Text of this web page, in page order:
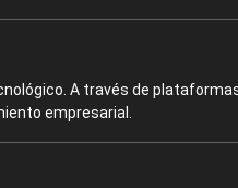
A través de
empresarial.